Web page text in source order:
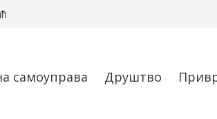
самоуправа Друштво